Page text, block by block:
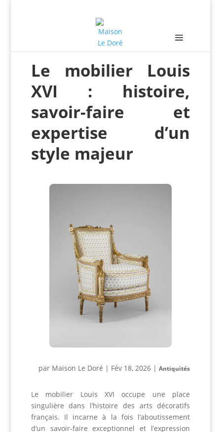
Le mobilier Louis
XVI : histoire,
savoir-faire et
expertise d’un
style majeur
par Maison Le Doré | Fév 18, 2026 |Antiquités
Le mobilier Louis XVI occupe une place
singulière dans l’histoire des arts décoratifs
français. Il incarne à la fois l’aboutissement
d’un savoir-faire exceptionnel et l’expression